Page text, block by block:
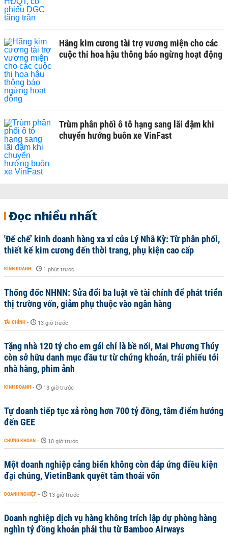
Hãng kim cương tài trợ vương miện cho các
cuộc thi hoa hậu thông báo ngừng hoạt động
Trùm phân phối ô tô hạng sang lãi đậm khi
chuyển hướng buôn xe VinFast
Đọc nhiều nhất
'Đế chế’ kinh doanh hàng xa xỉ của Lý Nhã Kỳ: Từ phân phối,
thiết kế kim cương đến thời trang, phụ kiện cao cấp
KINH DOANH - 1 phút trước
Thống đốc NHNN: Sửa đổi ba luật về tài chính để phát triển
thị trường vốn, giảm phụ thuộc vào ngân hàng
TÀI CHÍNH - 13 giờ trước
Tặng nhà 120 tỷ cho em gái chỉ là bề nổi, Mai Phương Thúy
còn sở hữu danh mục đầu tư từ chứng khoán, trái phiếu tới
nhà hàng, phim ảnh
KINH DOANH - 13 giờ trước
Tự doanh tiếp tục xả ròng hơn 700 tỷ đồng, tâm điểm hướng
đến GEE
CHỨNG KHOÁN - 10 giờ trước
Một doanh nghiệp cảng biển không còn đáp ứng điều kiện
đại chúng, VietinBank quyết tâm thoái vốn
DOANH NGHIỆP - 13 giờ trước
Doanh nghiệp dịch vụ hàng không trích lập dự phòng hàng
nghìn tỷ đồng khoản phải thu từ Bamboo Airways